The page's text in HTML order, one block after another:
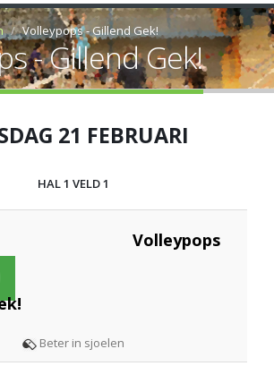
Volleypops - Gillend Gek!
- Gillend Gek!
21 FEBRUARI
HAL 1 VELD 1
Volleypops
Beter in sjoelen